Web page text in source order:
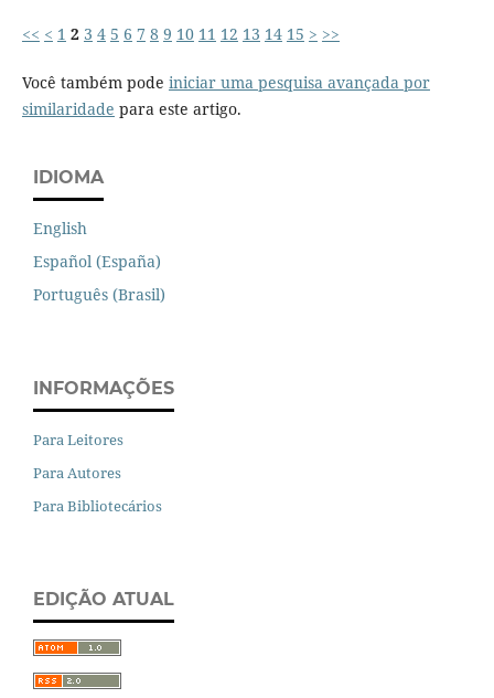
<< < 1 2 3 4 5 6 7 8 9 10 11 12 13 14 15 > >>
Você também pode iniciar uma pesquisa avançada por
similaridade para este artigo.
IDIOMA
English
Español (España)
Português (Brasil)
INFORMAÇÕES
Para Leitores
Para Autores
Para Bibliotecários
EDIÇÃO ATUAL